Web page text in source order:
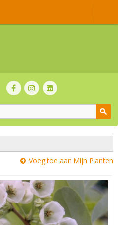
Voeg toe aan Mijn Planten